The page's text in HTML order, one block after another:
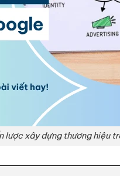
lược xây dựng thương hiệu